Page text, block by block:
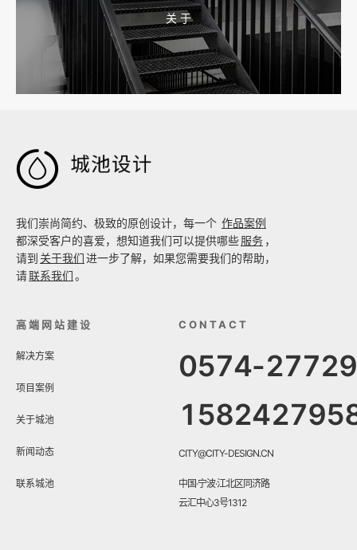
2026-08-04 17:59:05
嘉兴企业做AI搜索优化，先把官网服务页和FAQ对齐
关 于

我们崇尚简约、极致的原创设计，每一个 作品案例
都深受客户的喜爱，想知道我们可以提供哪些服务 ，
请到 关于我们进一步了解，如果您需要我们的帮助，
请联系我们。
高端网站建设
解决方案
项目案例
关于城池
新闻动态
联系城池
CONTACT
0574-
CITY@CITY-DESIGN.CN
中国·宁波·江北区同济路
云汇中心3号1312